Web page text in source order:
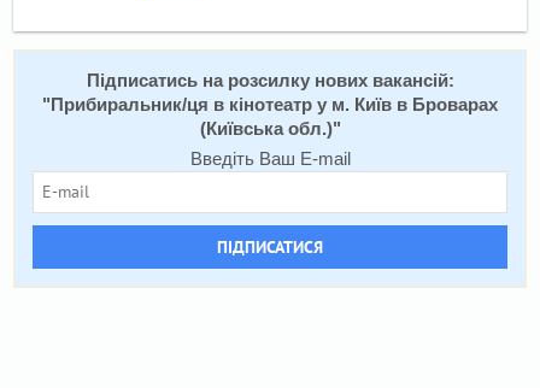
Підписатись на розсилку нових вакансій:
" Прибиральник/ця в кінотеатр у м. Київ в Броварах
(Київська обл.)"
Введіть Ваш E-mail
ПІДПИСАТИСЯ